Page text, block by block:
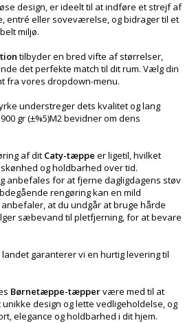
design, er ideelt til at indføre et strejf af
entré eller soveværelse, og bidrager til et
miljø.
tilbyder en bred vifte af størrelser,
det perfekte match til dit rum. Vælg din
fra vores dropdown-menu.
understreger dets kvalitet og lang
gr (±%5)M2 bevidner om dens
af dit Caty-tæppe er ligetil, hvilket
og holdbarhed over tid.
anbefales for at fjerne dagligdagens støv
rengøring kan en mild
at du undgår at bruge hårde
sæbevand til pletfjerning, for at bevare
garanterer vi en hurtig levering til
Børnetæppe-tæppervære med til at
design og lette vedligeholdelse, og
elegance og holdbarhed i dit hjem.